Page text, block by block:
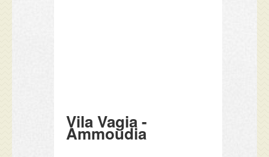
Vila Vagia -
Ammoudia